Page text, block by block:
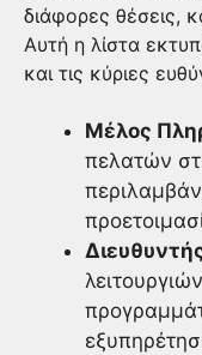
διάφορες θέσεις,
Αυτή η λίστα
και τις κύριες
Μέλος
πελατών